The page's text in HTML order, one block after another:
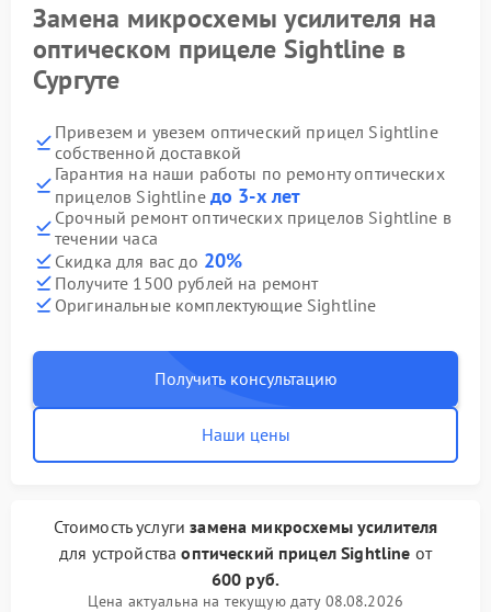
Замена микросхемы усилителя на
оптическом прицеле Sightline в
Сургуте
Привезем и увезем оптический прицел Sightline
собственной доставкой
Гарантия на наши работы по ремонту оптических
прицелов Sightline до 3-х лет
Срочный ремонт оптических прицелов Sightline в
течении часа
Скидка для вас до 20%
Получите 1500 рублей на ремонт
Оригинальные комплектующие Sightline
Получить консультацию
Наши цены
Стоимость услугизамена микросхемы усилителя
для устройстваоптический прицел Sightline от
600 руб.
Цена актуальна на текущую дату 08.08.2026